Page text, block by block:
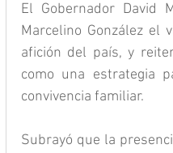
El Gobernador David
Marcelino González el
afición del país, y
como una estrategia
convivencia familiar.
Subrayó que la